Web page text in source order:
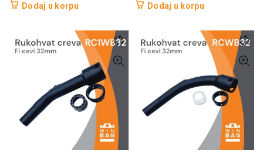
Dodaj u korpu Dodaj u korpu